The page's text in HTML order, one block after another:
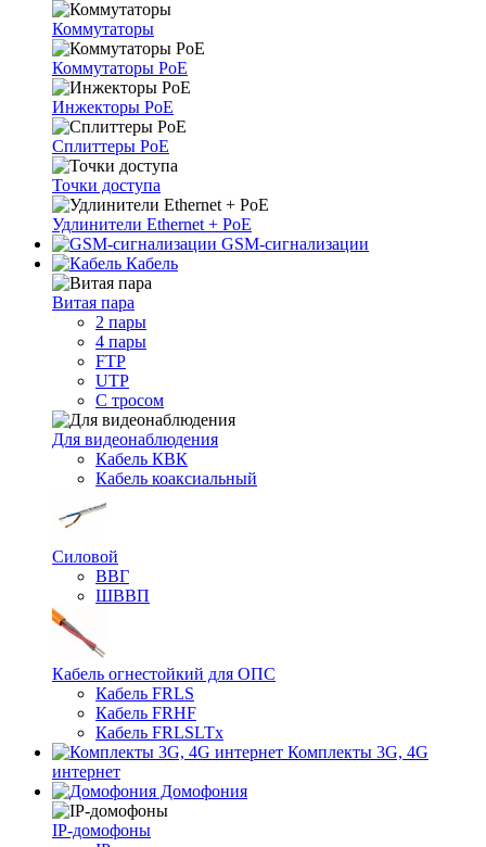
Коммутаторы
Коммутаторы PoE
Инжекторы PoE
Сплиттеры PoE
Точки доступа
Удлинители Ethernet + PoE
GSM-сигнализации
Кабель
Витая пара
2 пары
4 пары
FTP
UTP
С тросом
Для видеонаблюдения
Кабель КВК
Кабель коаксиальный
Силовой
ВВГ
ШВВП
Кабель огнестойкий для ОПС
Кабель FRLS
Кабель FRHF
Кабель FRLSLTx
Комплекты 3G, 4G
интернет
Домофония
IP-домофоны